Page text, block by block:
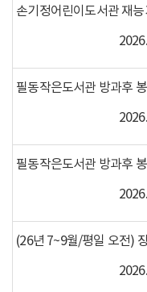
손기정어린이도서관 재
필동작은도서관 방과후
필동작은도서관 방과후